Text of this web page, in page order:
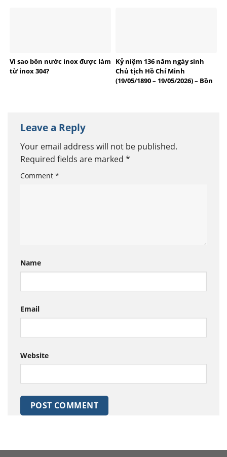
Vì sao bồn nước inox được làm
từ inox 304?
Kỷ niệm 136 năm ngày sinh
Chủ tịch Hồ Chí Minh
(19/05/1890 – 19/05/2026) – Bồn
Leave a Reply
Your email address will not be published.
Required fields are marked *
Comment *
Name
Email
Website